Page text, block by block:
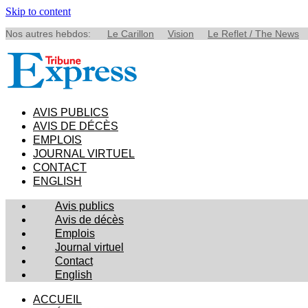
Skip to content
Nos autres hebdos: Le Carillon Vision Le Reflet / The News
AVIS PUBLICS
AVIS DE DÉCÈS
EMPLOIS
JOURNAL VIRTUEL
CONTACT
ENGLISH
Avis publics
Avis de décès
Emplois
Journal virtuel
Contact
English
ACCUEIL